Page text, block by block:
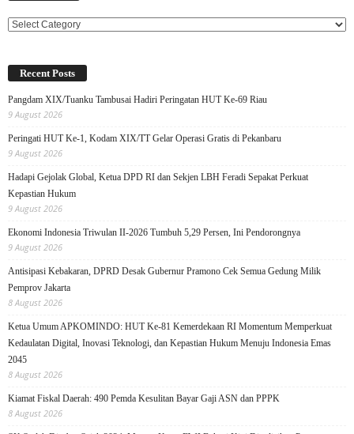
Categories
Recent Posts
Pangdam XIX/Tuanku Tambusai Hadiri Peringatan HUT Ke-69 Riau
9 August 2026
Peringati HUT Ke-1, Kodam XIX/TT Gelar Operasi Gratis di Pekanbaru
9 August 2026
Hadapi Gejolak Global, Ketua DPD RI dan Sekjen LBH Feradi Sepakat Perkuat
Kepastian Hukum
9 August 2026
Ekonomi Indonesia Triwulan II-2026 Tumbuh 5,29 Persen, Ini Pendorongnya
9 August 2026
Antisipasi Kebakaran, DPRD Desak Gubernur Pramono Cek Semua Gedung Milik
Pemprov Jakarta
8 August 2026
Ketua Umum APKOMINDO: HUT Ke-81 Kemerdekaan RI Momentum Memperkuat
Kedaulatan Digital, Inovasi Teknologi, dan Kepastian Hukum Menuju Indonesia Emas
2045
8 August 2026
Kiamat Fiskal Daerah: 490 Pemda Kesulitan Bayar Gaji ASN dan PPPK
8 August 2026